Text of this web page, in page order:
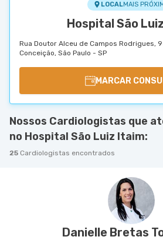
LOCALMAIS
Hospital São
Rua Doutor Alceu de Campos Rodrigues,
Conceição, São Paulo - SP
MARCAR
Nossos Cardiologistas que
no Hospital São Luiz Itaim:
25 Cardiologistas encontrados
Danielle Bretas